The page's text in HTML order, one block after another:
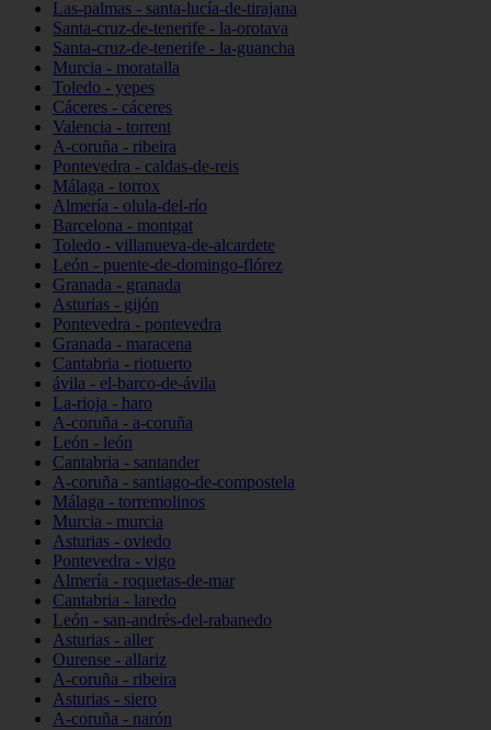
Las-palmas - santa-lucía-de-tirajana
Santa-cruz-de-tenerife - la-orotava
Santa-cruz-de-tenerife - la-guancha
Murcia - moratalla
Toledo - yepes
Cáceres - cáceres
Valencia - torrent
A-coruña - ribeira
Pontevedra - caldas-de-reis
Málaga - torrox
Almería - olula-del-río
Barcelona - montgat
Toledo - villanueva-de-alcardete
León - puente-de-domingo-flórez
Granada - granada
Asturias - gijón
Pontevedra - pontevedra
Granada - maracena
Cantabria - riotuerto
ávila - el-barco-de-ávila
La-rioja - haro
A-coruña - a-coruña
León - león
Cantabria - santander
A-coruña - santiago-de-compostela
Málaga - torremolinos
Murcia - murcia
Asturias - oviedo
Pontevedra - vigo
Almería - roquetas-de-mar
Cantabria - laredo
León - san-andrés-del-rabanedo
Asturias - aller
Ourense - allariz
A-coruña - ribeira
Asturias - siero
A-coruña - narón